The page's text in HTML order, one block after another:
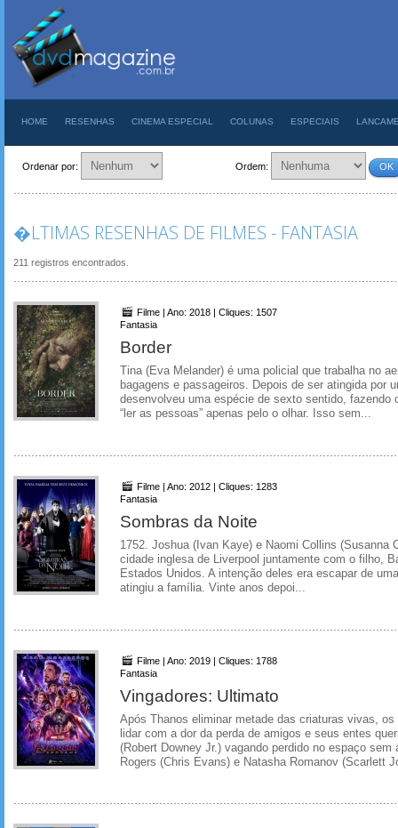
HOME RESENHAS CINEMA ESPECIAL COLUNAS ESPECIAIS
Ordenar por: Ordem: OK
�LTIMAS RESENHAS DE FILMES - FANTASIA
211 registros encontrados.
Filme | Ano: 2018 | Cliques: 1507
Fantasia
Border
Tina (Eva Melander) é uma policial que trabalha no
bagagens e passageiros. Depois de ser atingida por
desenvolveu uma espécie de sexto sentido, fazendo
“ler as pessoas” apenas pelo o olhar. Isso sem...
Filme | Ano: 2012 | Cliques: 1283
Fantasia
Sombras da Noite
1752. Joshua (Ivan Kaye) e Naomi Collins (Susanna
cidade inglesa de Liverpool juntamente com o filho,
Estados Unidos. A intenção deles era escapar de
atingiu a família. Vinte anos depoi...
Filme | Ano: 2019 | Cliques: 1788
Fantasia
Vingadores: Ultimato
Após Thanos eliminar metade das criaturas vivas, os
lidar com a dor da perda de amigos e seus entes
(Robert Downey Jr.) vagando perdido no espaço
Rogers (Chris Evans) e Natasha Romanov (Scarlett